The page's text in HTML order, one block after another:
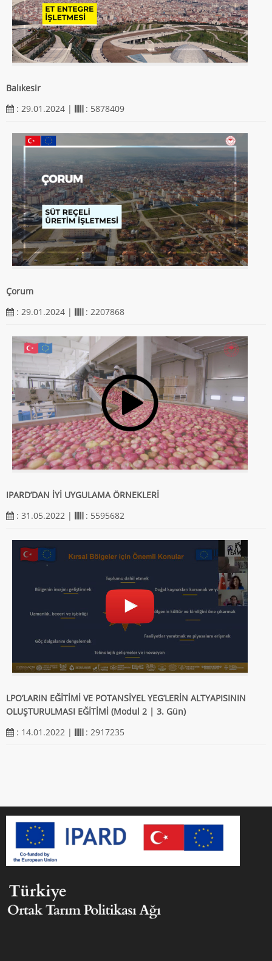
Balıkesir
: 29.01.2024 |
: 5878409
Çorum
: 29.01.2024 |
: 2207868
IPARD’DAN İYİ UYGULAMA ÖRNEKLERİ
: 31.05.2022 |
: 5595682
LPO’LARIN EĞİTİMİ VE POTANSİYEL YEG’LERİN ALTYAPISININ
OLUŞTURULMASI EĞİTİMİ (Modul 2 | 3. Gün)
: 14.01.2022 |
: 2917235